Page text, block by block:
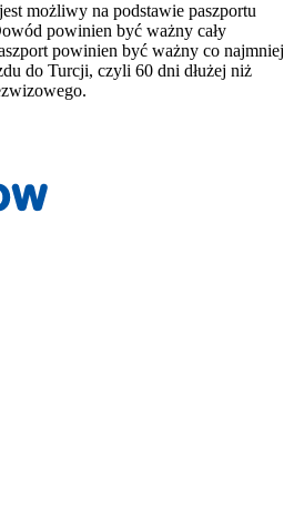
możliwy na podstawie paszportu
powinien być ważny cały
powinien być ważny co najmniej
do Turcji, czyli 60 dni dłużej niż